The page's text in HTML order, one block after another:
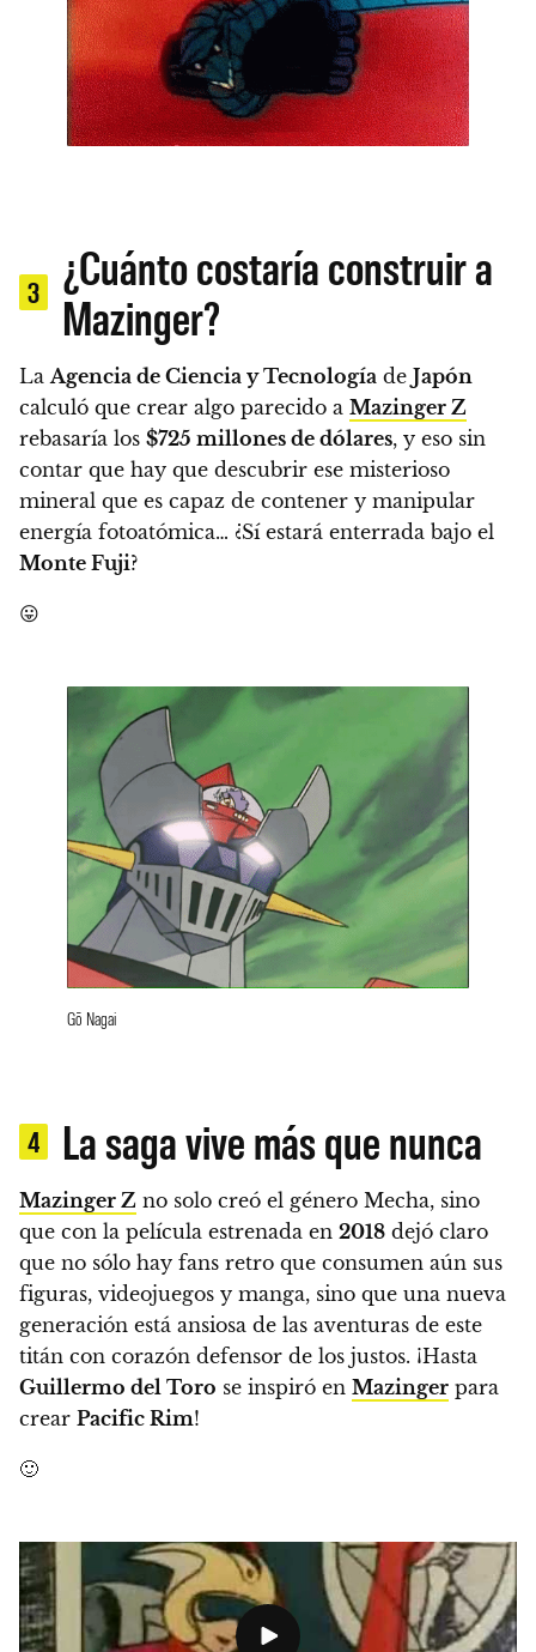
3
¿Cuánto costaría construir a
Mazinger?
LaAgencia de Ciencia y Tecnología de Japón
calculó que crear algo parecido a Mazinger Z
rebasaría los $725 millones de dólares, y eso sin
contar que hay que descubrir ese misterioso
mineral que es capaz de contener y manipular
energía fotoatómica… ¿Sí estará enterrada bajo el
Monte Fuji?
😛
Gō Nagai
4 La saga vive más que nunca
Mazinger Z no solo creó el género Mecha, sino
que con la película estrenada en 2018 dejó claro
que no sólo hay fans retro que consumen aún sus
figuras, videojuegos y manga, sino que una nueva
generación está ansiosa de las aventuras de este
titán con corazón defensor de los justos. ¡Hasta
Guillermo del Toro se inspiró en Mazinger para
crear Pacific Rim!
🙂